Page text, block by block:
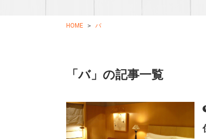
HOME バ
「バ」の記事一覧